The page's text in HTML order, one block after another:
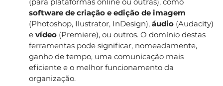
software de criação e edição de imagem
(Photoshop, Ilustrator, InDesign), áudio (Audacity)
e vídeo (Premiere), ou outros. O domínio destas
ferramentas pode significar, nomeadamente,
ganho de tempo, uma comunicação mais
eficiente e o melhor funcionamento da
organização.